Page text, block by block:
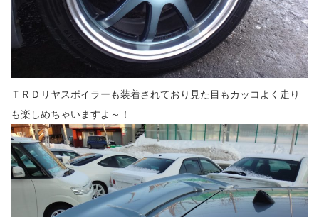
ＴＲＤリヤスポイラーも装着されており見た目もカッコよく走り
も楽しめちゃいますよ～！